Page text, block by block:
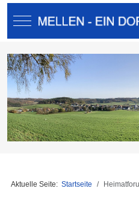
Mobile Menu Toggle
Aktuelle Seite: Startseite